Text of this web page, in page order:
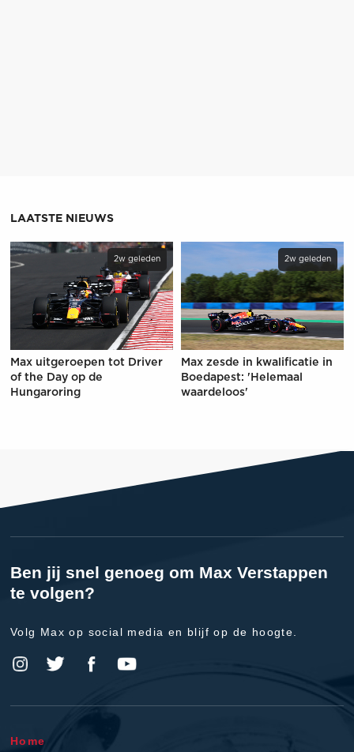
LAATSTE NIEUWS
2w geleden
Max uitgeroepen tot Driver
of the Day op de
Hungaroring
2w geleden
Max zesde in kwalificatie in
Boedapest: 'Helemaal
waardeloos'
Ben jij snel genoeg om Max Verstappen
te volgen?
Volg Max op social media en blijf op de hoogte.
Home